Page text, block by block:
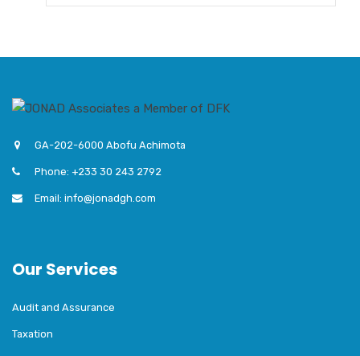
GA-202-6000 Abofu Achimota
Phone: +233 30 243 2792
Email: info@jonadgh.com
Our Services
Audit and Assurance
Taxation